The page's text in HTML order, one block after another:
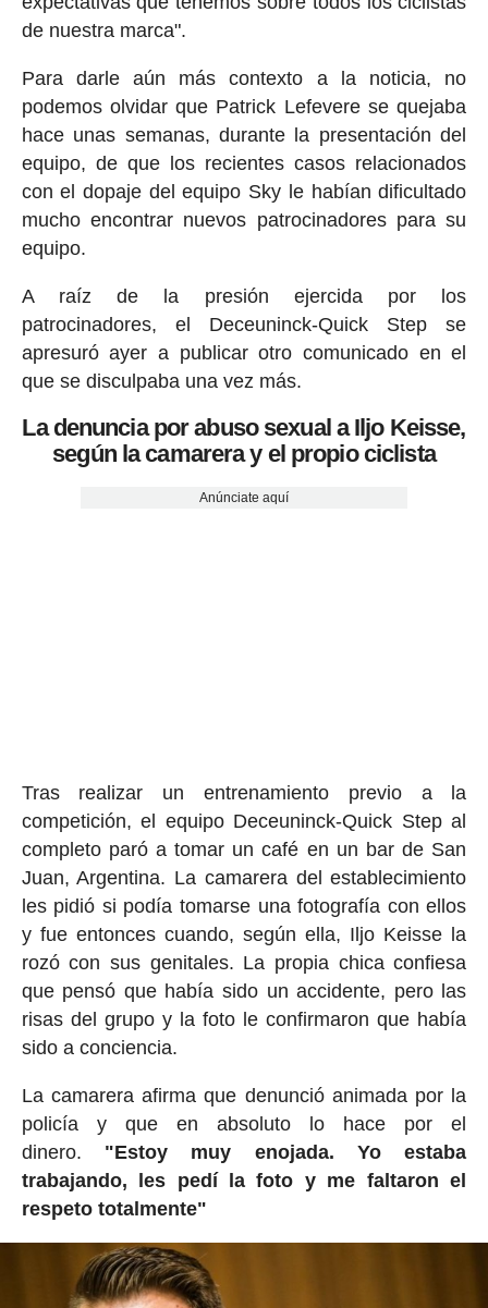
de nuestra marca".
Para darle aún más contexto a la noticia, no
podemos olvidar que Patrick Lefevere se quejaba
hace unas semanas, durante la presentación del
equipo, de que los recientes casos relacionados
con el dopaje del equipo Sky le habían dificultado
mucho encontrar nuevos patrocinadores para su
equipo.
A raíz de la presión ejercida por los
patrocinadores, el Deceuninck-Quick Step se
apresuró ayer a publicar otro comunicado en el
que se disculpaba una vez más.
La denuncia por abuso sexual a Iljo Keisse,
según la camarera y el propio ciclista
Anúnciate aquí
Tras realizar un entrenamiento previo a la
competición, el equipo Deceuninck-Quick Step al
completo paró a tomar un café en un bar de San
Juan, Argentina. La camarera del establecimiento
les pidió si podía tomarse una fotografía con ellos
y fue entonces cuando, según ella, Iljo Keisse la
rozó con sus genitales. La propia chica confiesa
que pensó que había sido un accidente, pero las
risas del grupo y la foto le confirmaron que había
sido a conciencia.
La camarera afirma que denunció animada por la
policía y que en absoluto lo hace por el
dinero. "Estoy muy enojada. Yo estaba
trabajando, les pedí la foto y me faltaron el
respeto totalmente"